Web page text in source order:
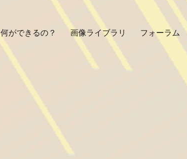
何ができるの？ 画像ライブラリ フォーラム